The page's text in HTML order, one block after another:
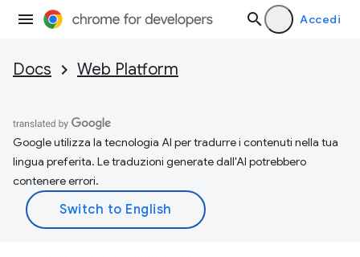
Accedi
Docs Web Platform
Google utilizza la tecnologia AI per tradurre i contenuti nella tua
lingua preferita. Le traduzioni generate dall'AI potrebbero
contenere errori.